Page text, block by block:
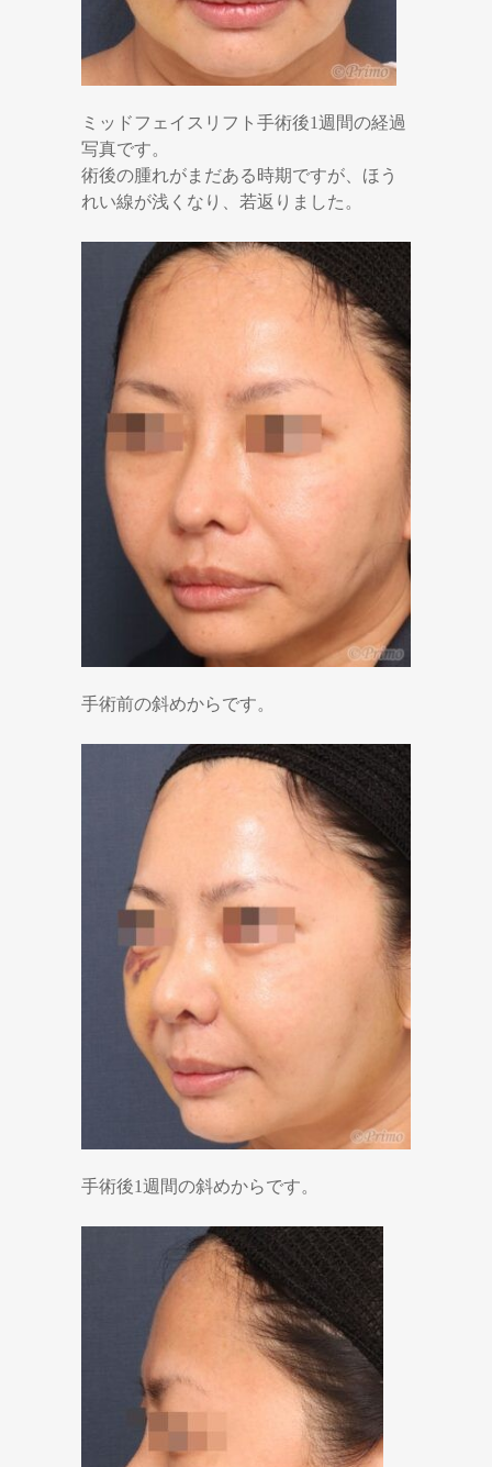
ミッドフェイスリフト手術後1週間の経過
写真です。
術後の腫れがまだある時期ですが、ほう
れい線が浅くなり、若返りました。
手術前の斜めからです。
手術後1週間の斜めからです。